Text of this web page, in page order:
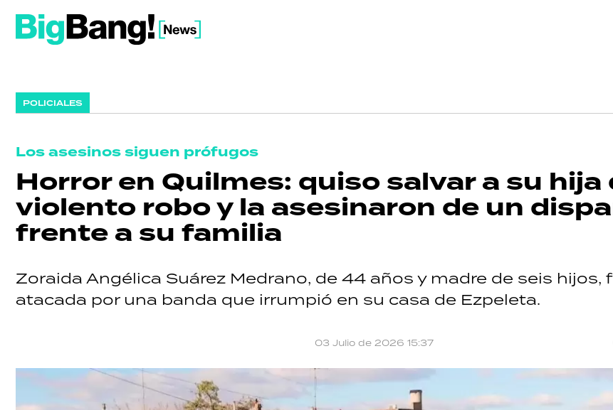
POLICIALES
Los asesinos siguen prófugos
Horror en Quilmes: quiso salvar a su hija
violento robo y la asesinaron de un
frente a su familia
Zoraida Angélica Suárez Medrano, de 44 años y madre de seis hijos,
atacada por una banda que irrumpió en su casa de Ezpeleta.
03 Julio de 2026 15:37